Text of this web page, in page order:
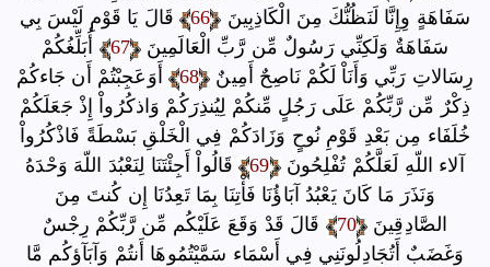
سَفَاهَةٍ وِإِنَّا لَنَظُنُّكَ مِنَ الْكَاذِبِينَ
66 قَالَ يَا قَوْمِ لَيْسَ بِي
سَفَاهَةٌ وَلَكِنِّي رَسُولٌ مِّن رَّبِّ الْعَالَمِينَ 67
أُبَلِّغُكُمْ
رِسَالاتِ رَبِّي وَأَنَاْ لَكُمْ نَاصِحٌ أَمِينٌ
68
أَوَعَجِبْتُمْ أَن جَاءكُمْ
ذِكْرٌ مِّن رَّبِّكُمْ عَلَى رَجُلٍ مِّنكُمْ لِيُنذِرَكُمْ وَاذكُرُواْ إِذْ جَعَلَكُمْ
خُلَفَاء مِن بَعْدِ قَوْمِ نُوحٍ وَزَادَكُمْ فِي الْخَلْقِ بَسْطَةً فَاذْكُرُواْ
آلاء اللّهِ لَعَلَّكُمْ تُفْلِحُونَ 69 قَالُواْ أَجِئْتَنَا لِنَعْبُدَ اللّهَ وَحْدَهُ
وَنَذَرَ مَا كَانَ يَعْبُدُ آبَاؤُنَا فَأْتِنَا بِمَا تَعِدُنَا إِن كُنتَ مِنَ
الصَّادِقِينَ
70
قَالَ قَدْ وَقَعَ عَلَيْكُم مِّن رَّبِّكُمْ رِجْسٌ
وَغَضَبٌ أَتُجَادِلُونَنِي فِي أَسْمَاء سَمَّيْتُمُوهَا أَنتُمْ وَآبَآؤكُم مَّا